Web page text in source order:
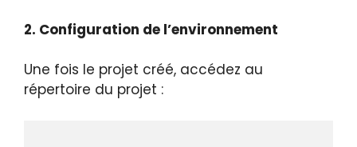
2. Configuration de l’environnement
Une fois le projet créé, accédez au
répertoire du projet :